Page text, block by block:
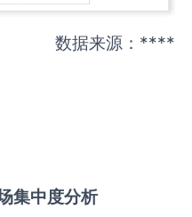
数据来源：****
集中度分析